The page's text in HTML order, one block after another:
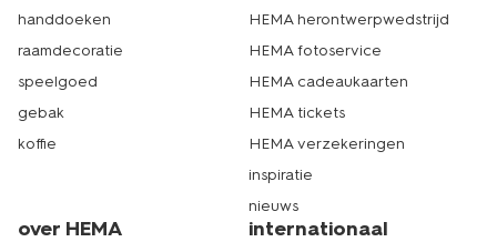
handdoeken
raamdecoratie
speelgoed
gebak
koffie
HEMA herontwerpwedstrijd
HEMA fotoservice
HEMA cadeaukaarten
HEMA tickets
HEMA verzekeringen
inspiratie
nieuws
over HEMA internationaal